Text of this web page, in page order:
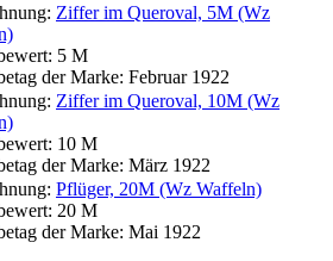
Ziffer im Queroval, 5M (Wz
5 M
der Marke: Februar 1922
Ziffer im Queroval, 10M (Wz
10 M
der Marke: März 1922
Pflüger, 20M (Wz Waffeln)
20 M
der Marke: Mai 1922